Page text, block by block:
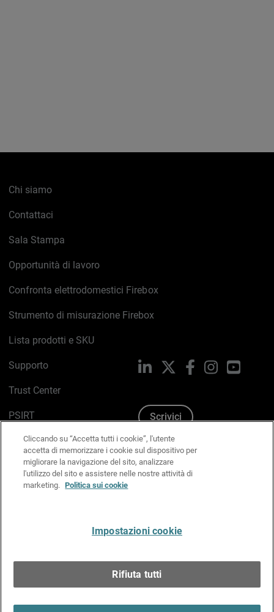
Chi siamo
Contattaci
Sala Stampa
Opportunità di lavoro
Confronta elettrodomestici Firebox
Strumento di misurazione Firebox
Lista prodotti e SKU
Supporto
Trust Center
PSIRT
Politica sui cookie
Informativa sulla privacy
Kit Media & Brand
LinkedIn FacebookInstagram
Scrivici
Cliccando su “Accetta tutti i cookie”, l'utente
accetta di memorizzare i cookie sul dispositivo per
migliorare la navigazione del sito, analizzare
l'utilizzo del sito e assistere nelle nostre attività di
marketing. Politica sui cookie
Impostazioni cookie
Rifiuta tutti